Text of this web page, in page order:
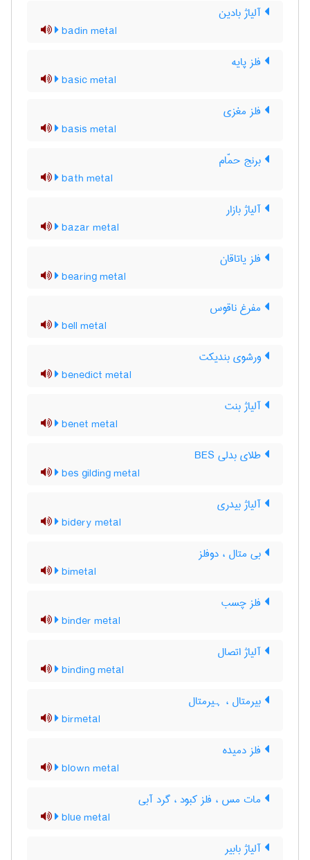
آلیاژ بادین
badin metal
فلز پایه
basic metal
فلز مغزی
basis metal
برنج حمّام
bath metal
آلیاژ بازار
bazar metal
فلز یاتاقان
bearing metal
مفرغ ناقوس
bell metal
ورشوی بندیکت
benedict metal
آلیاژ بنت
benet metal
طلای بدلی BES
bes gilding metal
آلیاژ بیدری
bidery metal
بی متال ، دوفلز
bimetal
فلز چسب
binder metal
آلیاژ اتصال
binding metal
بیرمتال ، ہیرمتال
birmetal
فلز دمیده
blown metal
مات مس ، فلز کبود ، گرد آبی
blue metal
آلیاژ بابیر